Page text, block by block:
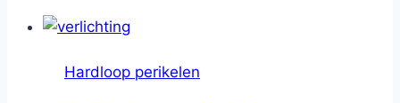
Hardloop perikelen